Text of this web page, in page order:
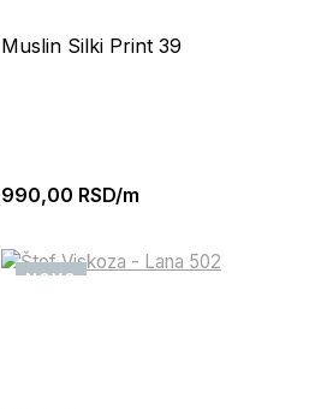
Muslin Silki Print 39
990,00 RSD/m
NOVO